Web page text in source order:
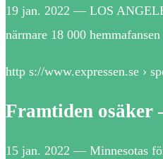
19 jan. 2022 — LOS
närmare 18 000
http s://www.expressen.se ›
Framtiden osäker
15 jan. 2022 — Minnesotas